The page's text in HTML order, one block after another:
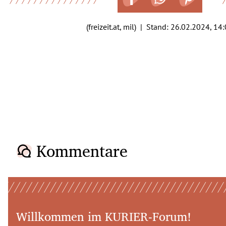
(freizeit.at, mil) | Stand: 26.02.2024,
Kommentare